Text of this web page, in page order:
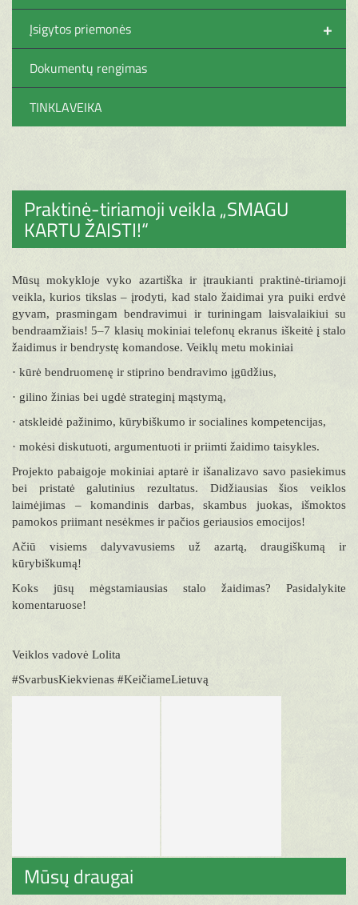
+
Įsigytos priemonės
Dokumentų rengimas
TINKLAVEIKA
Praktinė-tiriamoji veikla „SMAGU
KARTU ŽAISTI!“
Mūsų mokykloje vyko azartiška ir įtraukianti praktinė-tiriamoji
veikla, kurios tikslas – įrodyti, kad stalo žaidimai yra puiki erdvė
gyvam, prasmingam bendravimui ir turiningam laisvalaikiui su
bendraamžiais! 5–7 klasių mokiniai telefonų ekranus iškeitė į stalo
žaidimus ir bendrystę komandose. Veiklų metu mokiniai
· kūrė bendruomenę ir stiprino bendravimo įgūdžius,
· gilino žinias bei ugdė strateginį mąstymą,
· atskleidė pažinimo, kūrybiškumo ir socialines kompetencijas,
· mokėsi diskutuoti, argumentuoti ir priimti žaidimo taisykles.
Projekto pabaigoje mokiniai aptarė ir išanalizavo savo pasiekimus
bei pristatė galutinius rezultatus. Didžiausias šios veiklos
laimėjimas – komandinis darbas, skambus juokas, išmoktos
pamokos priimant nesėkmes ir pačios geriausios emocijos!
Ačiū visiems dalyvavusiems už azartą, draugiškumą ir
kūrybiškumą!
Koks jūsų mėgstamiausias stalo žaidimas? Pasidalykite
komentaruose!
Veiklos vadovė Lolita
#SvarbusKiekvienas #KeičiameLietuvą
Mūsų draugai